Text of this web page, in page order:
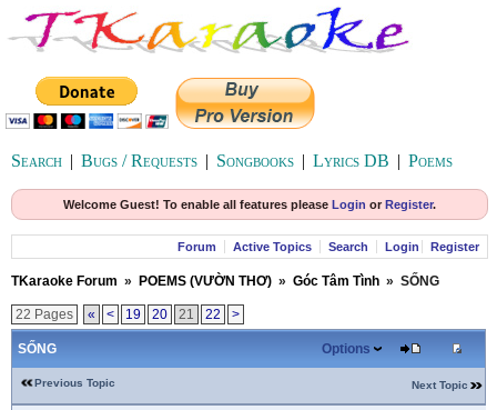
Search | Bugs / Requests | Songbooks | Lyrics DB | Poems
Welcome Guest! To enable all features please Login or Register.
Forum Active Topics Search Login Register
TKaraoke Forum » POEMS (VƯỜN THƠ) » Góc Tâm Tình » SỐNG
22 Pages « < 19 20 21 22 >
SỐNG Options
Previous Topic Next Topic